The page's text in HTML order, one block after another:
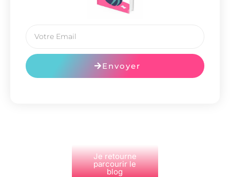
Envoyer
Je retourne
parcourir le
blog